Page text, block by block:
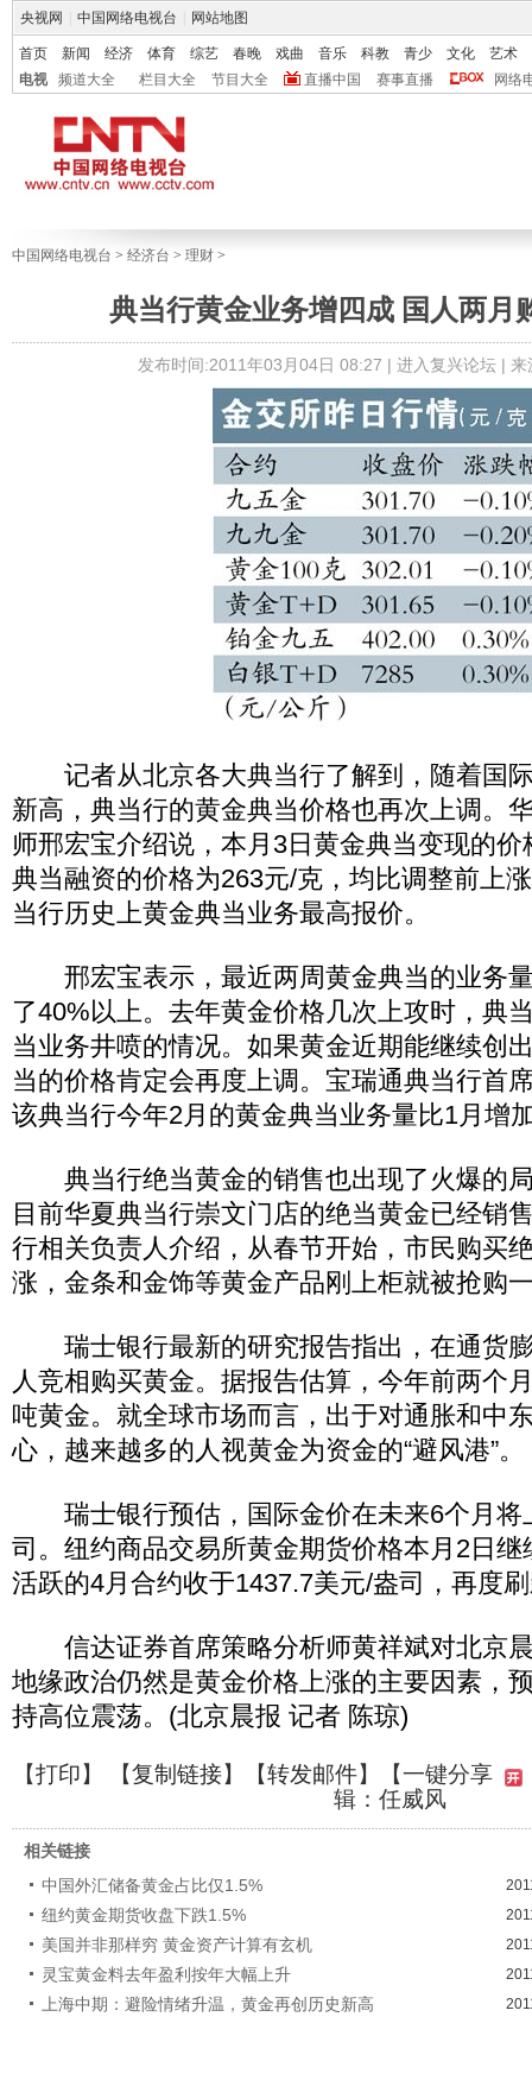
央视网 中国网络电视台 网站地图
首页 新闻 经济 体育 综艺 春晚 戏曲 音乐 科教 青少 文化
艺术
电视
频道大全 栏目大全 节目大全 直播中国 赛事直播 网络
中国网络电视台 > 经济台 > 理财 >
典当行黄金业务增四成 国人两月
发布时间:2011年03月04日 08:27 | 进入复兴论坛| 来
记者从北京各大典当行了解到，随着国
新高，典当行的黄金典当价格也再次上调。
师邢宏宝介绍说，本月3日黄金典当变现的
典当融资的价格为263元/克，均比调整前上
当行历史上黄金典当业务最高报价。
邢宏宝表示，最近两周黄金典当的业务
了40%以上。去年黄金价格几次上攻时，典
当业务井喷的情况。如果黄金近期能继续创
当的价格肯定会再度上调。宝瑞通典当行首
该典当行今年2月的黄金典当业务量比1月增
典当行绝当黄金的销售也出现了火爆的
目前华夏典当行崇文门店的绝当黄金已经销
行相关负责人介绍，从春节开始，市民购买
涨，金条和金饰等黄金产品刚上柜就被抢购
瑞士银行最新的研究报告指出，在通货
人竞相购买黄金。据报告估算，今年前两个
吨黄金。就全球市场而言，出于对通胀和中
心，越来越多的人视黄金为资金的“避风港”。
瑞士银行预估，国际金价在未来6个月将
司。纽约商品交易所黄金期货价格本月2日
活跃的4月合约收于1437.7美元/盎司，再度
信达证券首席策略分析师黄祥斌对北京
地缘政治仍然是黄金价格上涨的主要因素，
持高位震荡。(北京晨报 记者 陈琼)
【打印】 【复制链接】【转发邮件】
【一键分享
辑：任威风
相关链接
中国外汇储备黄金占比仅1.5%
纽约黄金期货收盘下跌1.5%
美国并非那样穷 黄金资产计算有玄机
灵宝黄金料去年盈利按年大幅上升
上海中期：避险情绪升温，黄金再创历史新高